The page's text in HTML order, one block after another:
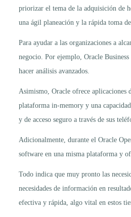
priorizar el tema de la adquisición de
una ágil planeación y la rápida toma
Para ayudar a las organizaciones a
negocio. Por ejemplo, Oracle
hacer análisis avanzados.
Asimismo, Oracle ofrece aplicaciones
plataforma in-memory y una
y de acceso seguro a través de sus
Adicionalmente, durante el Oracle
software en una misma plataforma y
Todo indica que muy pronto las
necesidades de información en
efectiva y rápida, algo vital en estos